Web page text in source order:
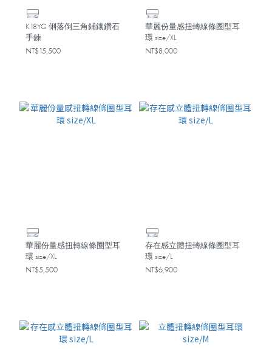
K18YG 俐落倒三角鋪鑲鑽石
手鍊
NT$15,500
華麗份量感扭轉線條圈型耳
環 size/XL
NT$8,000
華麗份量感扭轉線條圈型耳
環 size/XL
NT$5,500
存在感立體扭轉線條圈型耳
環 size/L
NT$6,900